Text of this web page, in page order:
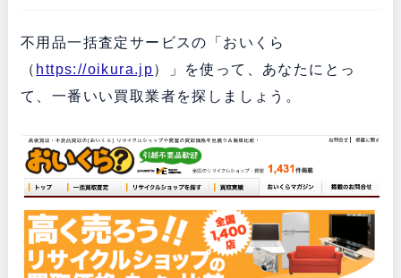
不用品一括査定サービスの「おいくら
（ https://oikura.jp）」を使って、あなたにとっ
て、一番いい買取業者を探しましょう。